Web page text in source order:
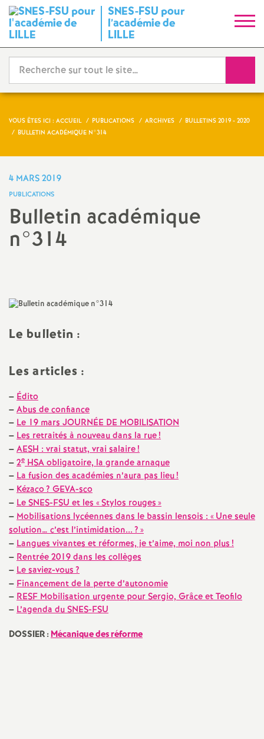
SNES-FSU pour
l’académie de
LILLE
y
n
d
t
e
E
VOUS ÊTES ICI : ACCUEIL PUBLICATIONS ARCHIVES
BULLETINS 2019 - 2020
BULLETIN ACADÉMIQUE N°314
4 MARS 2019
PUBLICATIONS
Bulletin académique
n°314
Le bulletin :
Les articles :
–Édito
–Abus de confiance
–Le 19 mars JOURNÉE DE MOBILISATION
–Les retraités à nouveau dans la rue!
–AESH : vrai statut, vrai salaire!
–2eHSA obligatoire, la grande arnaque
–La fusion des académies n’aura pas lieu!
–Kézaco? GEVA-sco
–Le SNES-FSU et les «Stylos rouges»
–Mobilisations lycéennes dans le bassin lensois : «Une seule
solution… c’est l’intimidation...?»
–Langues vivantes et réformes, je t’aime, moi non plus!
–Rentrée 2019 dans les collèges
–Le saviez-vous?
–Financement de la perte d’autonomie
–RESF Mobilisation urgente pour Sergio, Grâce et Teofilo
–L’agenda du SNES-FSU
DOSSIER :Mécanique des réforme